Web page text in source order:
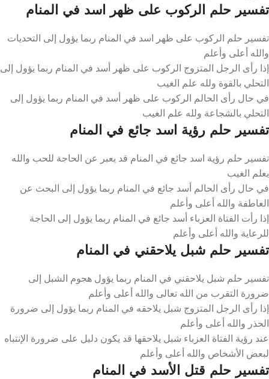
تفسير حلم الركوب على ظهر اسد في المنام
تفسير حلم الركوب على ظهر اسد في المنام ربما يؤول إلى التحديات
والله أعلى وأعلم
إذا رأى الرجل المتزوج الركوب على ظهر أسد في المنام ربما يؤول إلى
التحلي بالقوة ولله علم الغيب
في حال رأى الحالم الركوب على ظهر أسد في المنام ربما يؤول إلى
التحلي بالشجاعة ولله علم الغيب
تفسير حلم رؤية اسد جائع في المنام
تفسير حلم رؤية اسد جائع في المنام قد يعبر عن الحاجة للحب والله
يعلم الغيب
في حال رأى الحالم أسد جائع في المنام ربما يؤول إلى البحث عن
العاطفة والله أعلى وأعلم
إذا رأت الفتاة العزباء أسد جائع في المنام ربما يؤول إلى الحاجة
للرعاية والله أعلى وأعلم
تفسير حلم شبل يلاحقني في المنام
تفسير حلم شبل يلاحقني في المنام ربما يؤول هجوم الشبل إلى
ضرورة التقرب من الله تعالى والله أعلى وأعلم
إذا رأى الرجل المتزوج شبل يلاحقه في المنام ربما يؤول إلى ضرورة
الحذر والله أعلى وأعلم
عند رؤية الفتاة العزباء شبل يلاحقها قد يكون دليل على ضرورة الإنتباه
لبعض الأشخاص والله أعلى وأعلم
تفسير حلم قتل الأسد في المنام